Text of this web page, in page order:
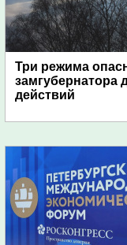
Три режима
замгубернатора
действий